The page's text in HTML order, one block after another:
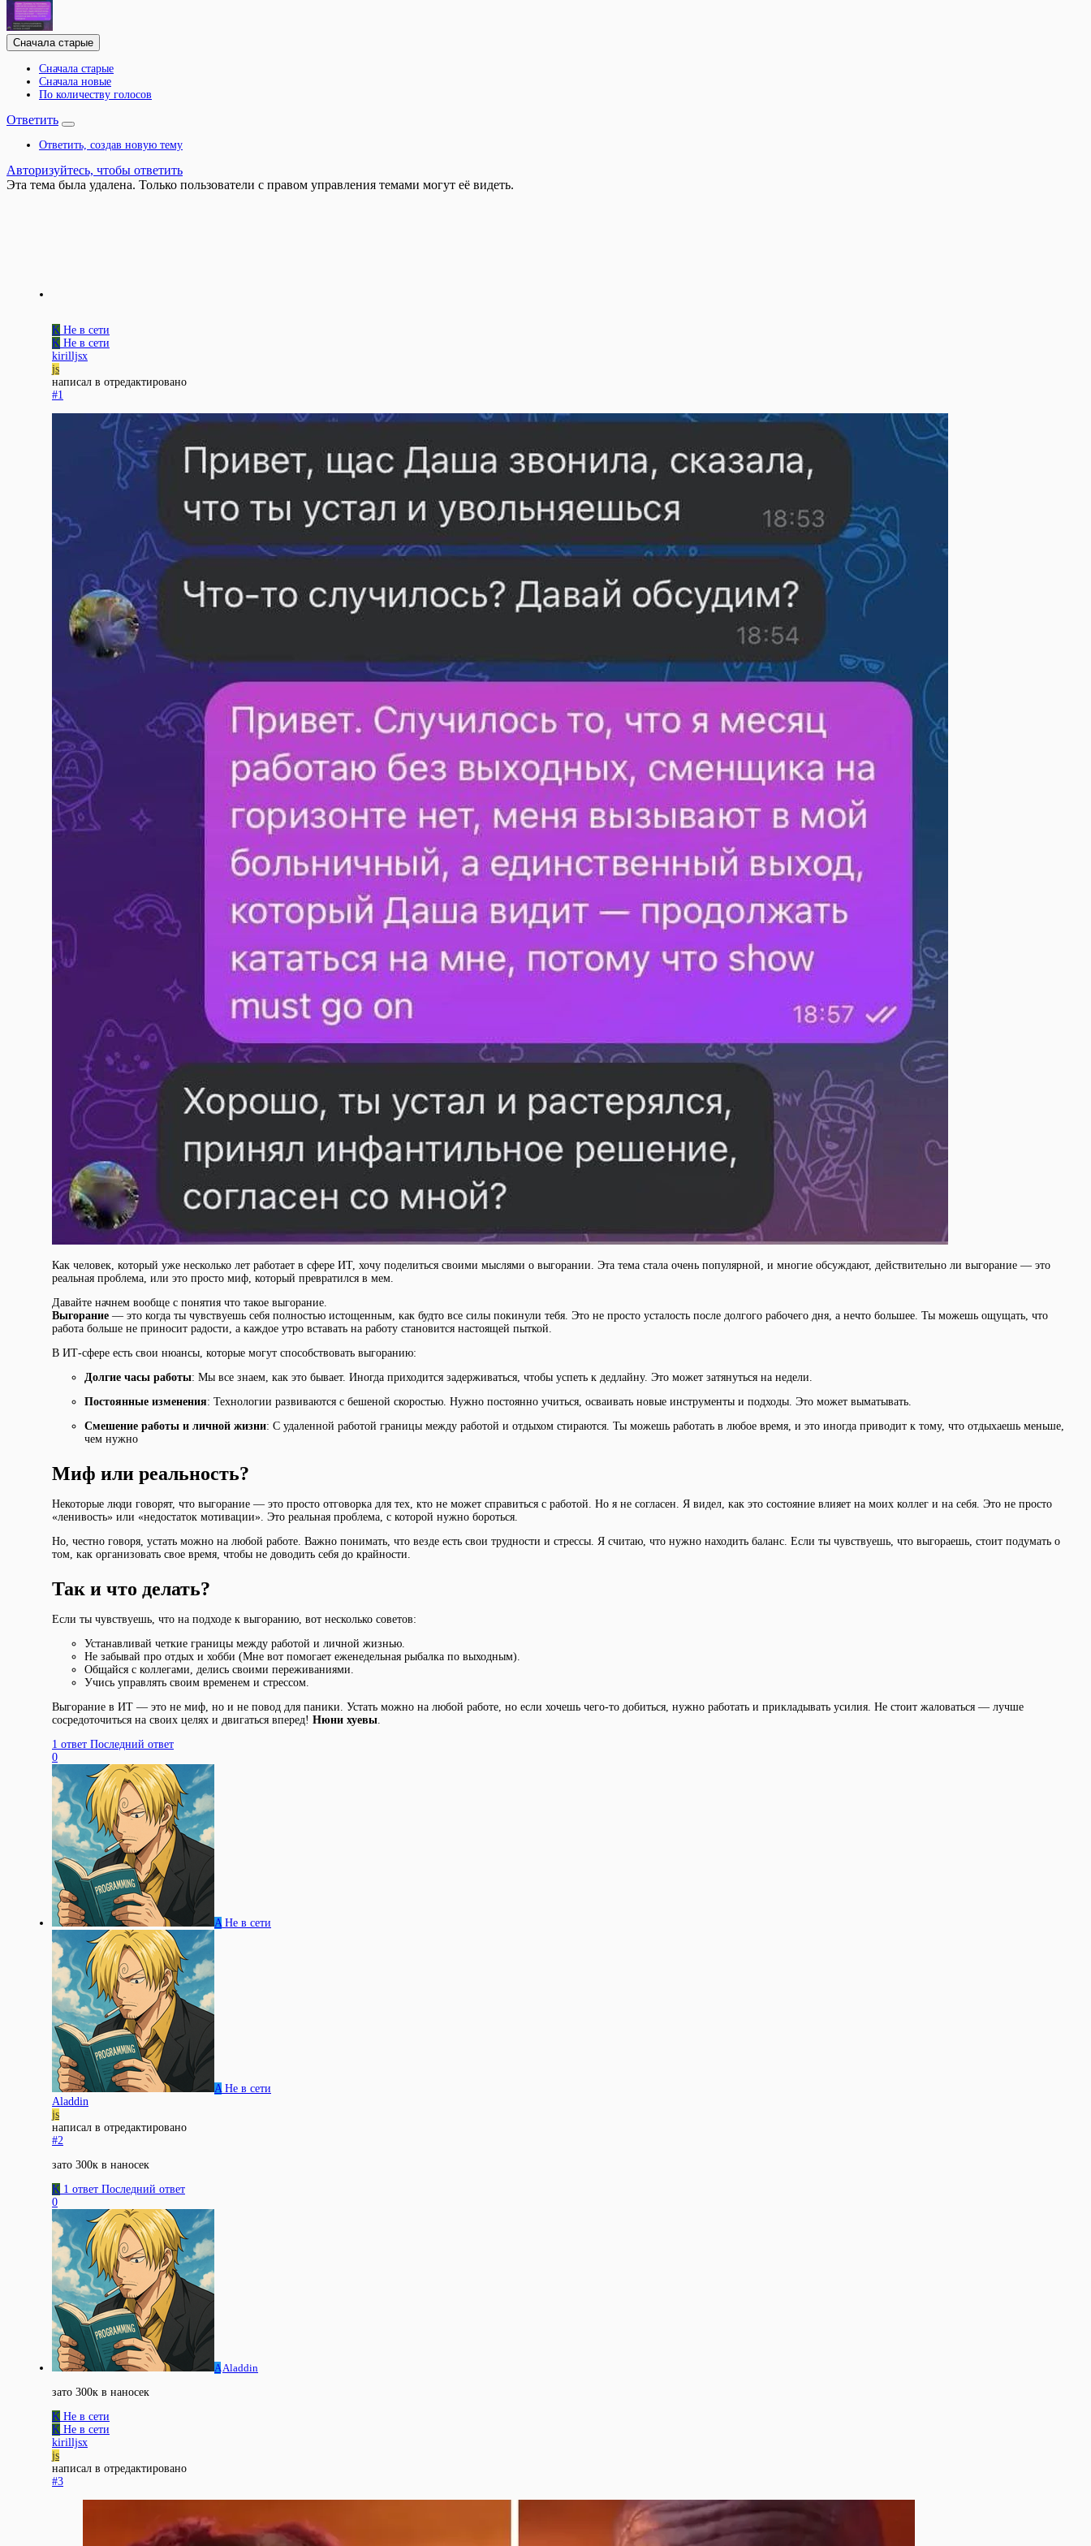
Сначала старые
Сначала старые
Сначала новые
По количеству голосов
Ответить
Ответить, создав новую тему
Авторизуйтесь, чтобы ответить
Эта тема была удалена. Только пользователи с правом управления темами могут её видеть.
K Не в сети
K Не в сети
kirilljsx
js
написал в отредактировано
#1
Как человек, который уже несколько лет работает в сфере ИТ, хочу поделиться своими мыслями о выгорании. Эта тема стала очень популярной, и многие обсуждают, действительно ли выгорание — это
реальная проблема, или это просто миф, который превратился в мем.
Давайте начнем вообще с понятия что такое выгорание.
Выгорание — это когда ты чувствуешь себя полностью истощенным, как будто все силы покинули тебя. Это не просто усталость после долгого рабочего дня, а нечто большее. Ты можешь ощущать, что
работа больше не приносит радости, а каждое утро вставать на работу становится настоящей пыткой.
В ИТ-сфере есть свои нюансы, которые могут способствовать выгоранию:
Долгие часы работы: Мы все знаем, как это бывает. Иногда приходится задерживаться, чтобы успеть к дедлайну. Это может затянуться на недели.
Постоянные изменения: Технологии развиваются с бешеной скоростью. Нужно постоянно учиться, осваивать новые инструменты и подходы. Это может выматывать.
Смешение работы и личной жизни: С удаленной работой границы между работой и отдыхом стираются. Ты можешь работать в любое время, и это иногда приводит к тому, что отдыхаешь меньше,
чем нужно
Миф или реальность?
Некоторые люди говорят, что выгорание — это просто отговорка для тех, кто не может справиться с работой. Но я не согласен. Я видел, как это состояние влияет на моих коллег и на себя. Это не просто
«ленивость» или «недостаток мотивации». Это реальная проблема, с которой нужно бороться.
Но, честно говоря, устать можно на любой работе. Важно понимать, что везде есть свои трудности и стрессы. Я считаю, что нужно находить баланс. Если ты чувствуешь, что выгораешь, стоит подумать о
том, как организовать свое время, чтобы не доводить себя до крайности.
Так и что делать?
Если ты чувствуешь, что на подходе к выгоранию, вот несколько советов:
Устанавливай четкие границы между работой и личной жизнью.
Не забывай про отдых и хобби (Мне вот помогает еженедельная рыбалка по выходным).
Общайся с коллегами, делись своими переживаниями.
Учись управлять своим временем и стрессом.
Выгорание в ИТ — это не миф, но и не повод для паники. Устать можно на любой работе, но если хочешь чего-то добиться, нужно работать и прикладывать усилия. Не стоит жаловаться — лучше
сосредоточиться на своих целях и двигаться вперед! Нюни хуевы
1 ответ Последний ответ
0
A Не в сети
A Не в сети
Aladdin
js
написал в отредактировано
#2
зато 300к в наносек
K 1 ответ Последний ответ
0
A Aladdin
зато 300к в наносек
K Не в сети
K Не в сети
kirilljsx
js
написал в отредактировано
#3